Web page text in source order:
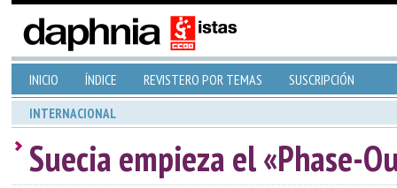
INICIO ÍNDICE REVISTERO POR TEMAS SUSCRIPCIÓN
INTERNACIONAL
Suecia empieza el «Phase-